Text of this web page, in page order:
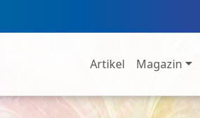
Artikel Magazin